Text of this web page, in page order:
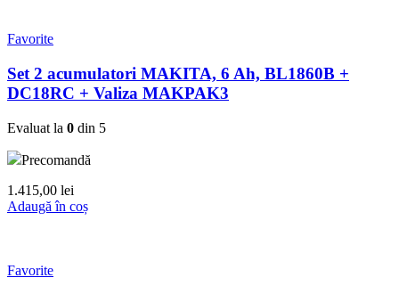
Favorite
Set 2 acumulatori MAKITA, 6 Ah, BL1860B +
DC18RC + Valiza MAKPAK3
Evaluat la 0 din 5
Precomandă
1.415,00 lei
Adaugă în coș
Favorite